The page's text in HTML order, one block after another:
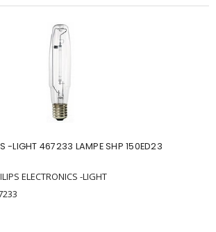
-LIGHT 467233 LAMPE SHP 150ED23
ELECTRONICS -LIGHT